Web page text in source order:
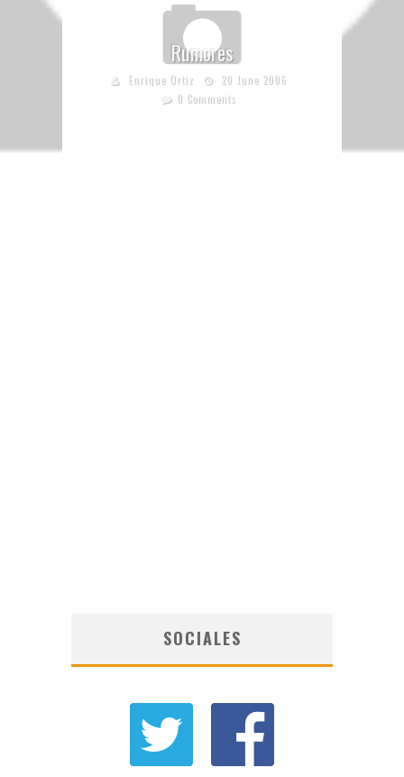
Rumores
Enrique Ortiz
20 June 2006
0 Comments
SOCIALES